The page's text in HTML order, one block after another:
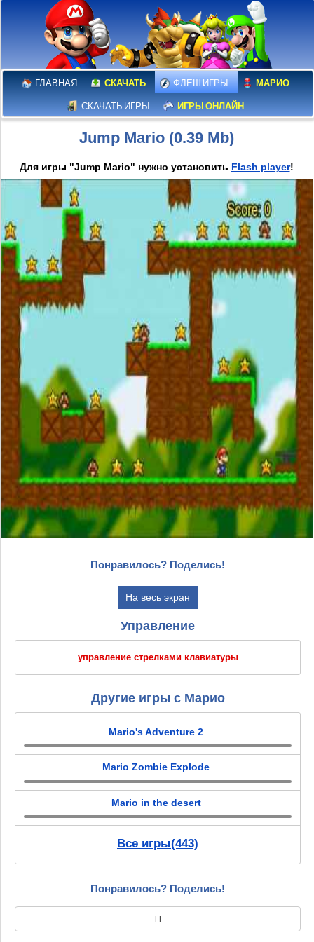
ГЛАВНАЯ СКАЧАТЬ ФЛЕШ ИГРЫ МАРИО
СКАЧАТЬ ИГРЫ ИГРЫ ОНЛАЙН
Jump Mario (0.39 Mb)
Для игры "Jump Mario" нужно установить Flash player!
Понравилось? Поделись!
На весь экран
Управление
управление стрелками клавиатуры
Другие игры с Марио
Mario's Adventure 2
Mario Zombie Explode
Mario in the desert
Все игры(443)
Понравилось? Поделись!
| |